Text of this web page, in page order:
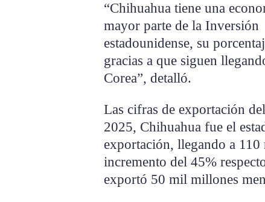
“Chihuahua tiene una
mayor parte de la
estadounidense, su
gracias a que siguen
Corea”, detalló.
Las cifras de exportación
2025, Chihuahua fue el
exportación, llegando a
incremento del 45%
exportó 50 mil millones